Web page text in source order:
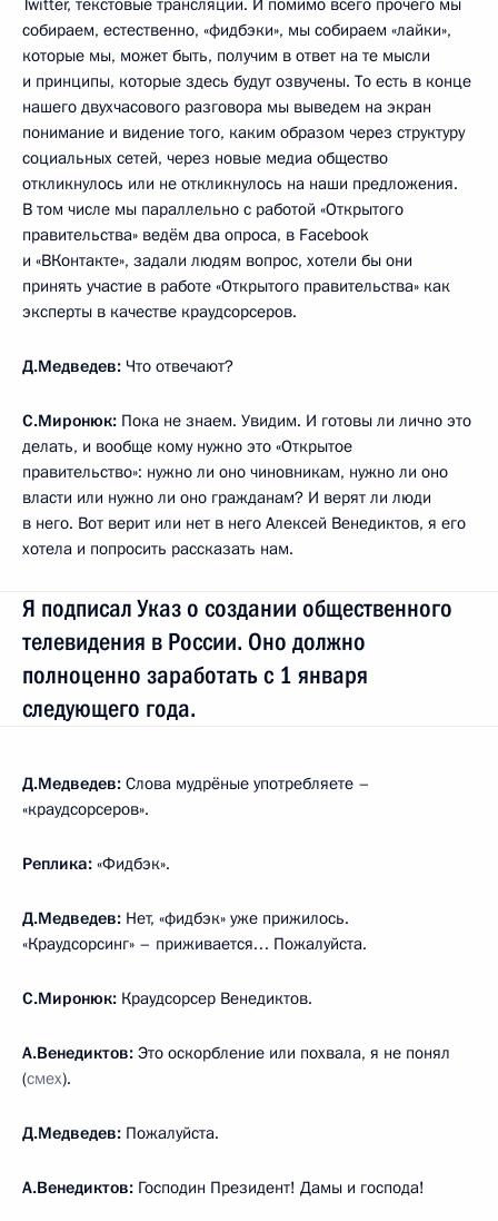
Twitter, текстовые трансляции. И помимо всего прочего мы
собираем, естественно, «фидбэки», мы собираем «лайки»,
которые мы, может быть, получим в ответ на те мысли
и принципы, которые здесь будут озвучены. То есть в конце
нашего двухчасового разговора мы выведем на экран
понимание и видение того, каким образом через структуру
социальных сетей, через новые медиа общество
откликнулось или не откликнулось на наши предложения.
В том числе мы параллельно с работой «Открытого
правительства» ведём два опроса, в Facebook
и «ВКонтакте», задали людям вопрос, хотели бы они
принять участие в работе «Открытого правительства» как
эксперты в качестве краудсорсеров.
Д.Медведев: Что отвечают?
С.Миронюк: Пока не знаем. Увидим. И готовы ли лично это
делать, и вообще кому нужно это «Открытое
правительство»: нужно ли оно чиновникам, нужно ли оно
власти или нужно ли оно гражданам? И верят ли люди
в него. Вот верит или нет в него Алексей Венедиктов, я его
хотела и попросить рассказать нам.
Я подписал Указ о создании общественного
телевидения в России. Оно должно
полноценно заработать с 1 января
следующего года.
Д.Медведев: Слова мудрёные употребляете –
«краудсорсеров».
Реплика: «Фидбэк».
Д.Медведев: Нет, «фидбэк» уже прижилось.
«Краудсорсинг» – приживается… Пожалуйста.
С.Миронюк: Краудсорсер Венедиктов.
А.Венедиктов: Это оскорбление или похвала, я не понял
(смех).
Д.Медведев: Пожалуйста.
А.Венедиктов: Господин Президент! Дамы и господа!